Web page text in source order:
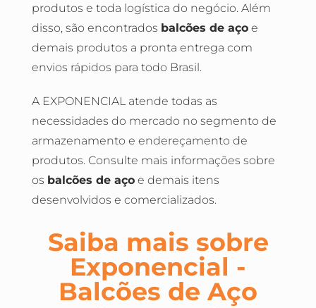
produtos e toda logística do negócio. Além
disso, são encontrados balcões de açoe
demais produtos a pronta entrega com
envios rápidos para todo Brasil.
A EXPONENCIAL atende todas as
necessidades do mercado no segmento de
armazenamento e endereçamento de
produtos. Consulte mais informações sobre
os balcões de açoe demais itens
desenvolvidos e comercializados.
Saiba mais sobre
Exponencial -
Balcões de Aço